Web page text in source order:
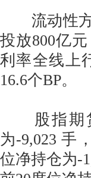
流动性方
投放800亿
利率全线上
16.6个BP。
股指期货
为-9,023 手
位净持仓为-